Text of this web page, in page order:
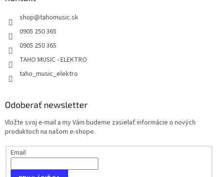
shop@tahomusic.sk
0905 250 365
0905 250 365
TAHO MUSIC - ELEKTRO
taho_music_elektro
Odoberať newsletter
Vložte svoj e-mail a my Vám budeme zasielať informácie o nových
produktoch na našom e-shope.
Email